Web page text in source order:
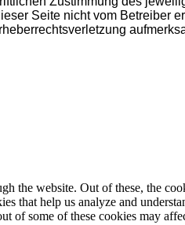
Seite nicht vom Betreiber
website. Out of these, the
that help us analyze and
of some of these cookies may